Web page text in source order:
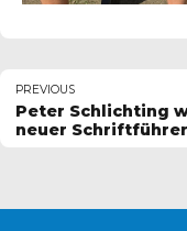
PREVIOUS
Peter Schlichting
neuer Schriftführer